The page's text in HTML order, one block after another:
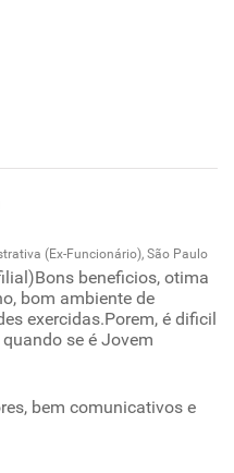
(Ex-Funcionário), São Paulo
beneficios, otima
bom ambiente de
exercidas.Porem, é dificil
se é Jovem
bem comunicativos e